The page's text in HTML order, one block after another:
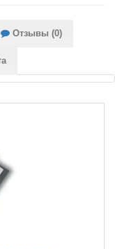
Отзывы (0)